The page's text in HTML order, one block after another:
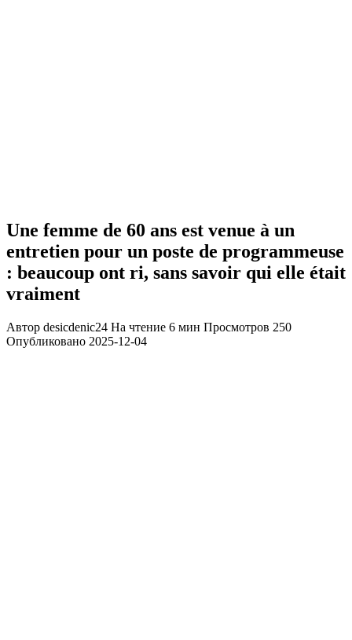
Une femme de 60 ans est venue à un
entretien pour un poste de programmeuse
: beaucoup ont ri, sans savoir qui elle était
vraiment
Автор desicdenic24 На чтение 6 мин Просмотров 250
Опубликовано 2025-12-04